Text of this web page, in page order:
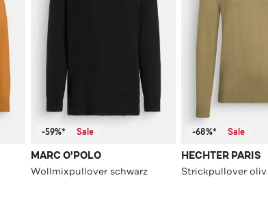
-59%* Sale
MARC O'POLO
Wollmixpullover schwarz
-68%* Sale
HECHTER PARIS
Strickpullover oliv